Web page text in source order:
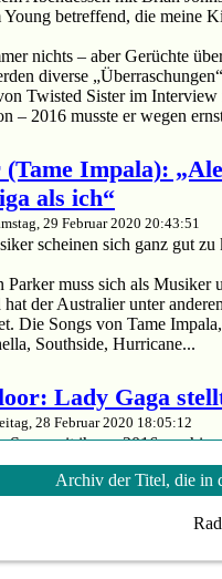
betreffend, die meine
nichts – aber Gerüchte
diverse
Twisted Sister im
– 2016 musste er wegen
Impala):
als ich“
29 Februar 2020 20:43:51
scheinen sich ganz gut zu
Parker muss sich als
hat der Australier unter
Die Songs von Tame
Southside, Hurricane...
Lady Gaga
28 Februar 2020 18:05:12
Song seit ihrem 2016
vor lässt.
2016 erschienenen Album
Archiv der Titel, die in